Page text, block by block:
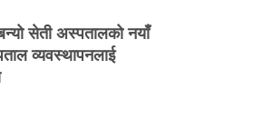
सेती अस्पतालको नयाँ
व्यवस्थापनलाई